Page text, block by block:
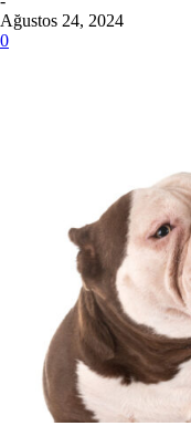
Ağustos 24, 2024
0